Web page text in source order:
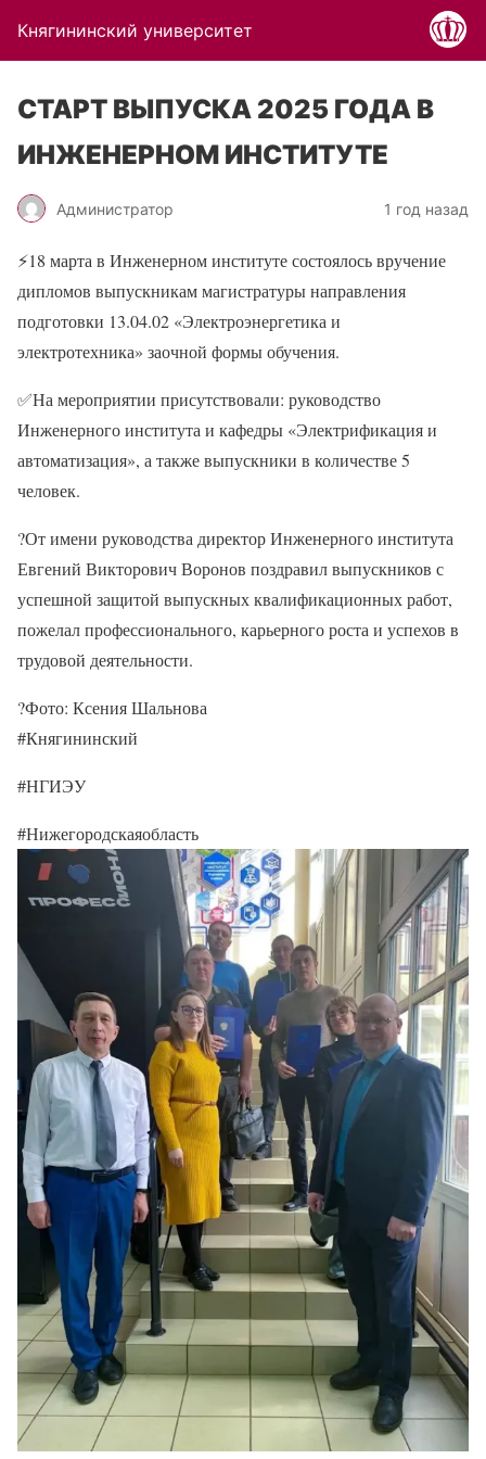
Княгининский университет
СТАРТ ВЫПУСКА 2025 ГОДА В
ИНЖЕНЕРНОМ ИНСТИТУТЕ
Администратор 1 год назад
⚡18 марта в Инженерном институте состоялось вручение
дипломов выпускникам магистратуры направления
подготовки 13.04.02 «Электроэнергетика и
электротехника» заочной формы обучения.
✅На мероприятии присутствовали: руководство
Инженерного института и кафедры «Электрификация и
автоматизация», а также выпускники в количестве 5
человек.
?От имени руководства директор Инженерного института
Евгений Викторович Воронов поздравил выпускников с
успешной защитой выпускных квалификационных работ,
пожелал профессионального, карьерного роста и успехов в
трудовой деятельности.
?Фото: Ксения Шальнова
#Княгининский
#НГИЭУ
#Нижегородскаяобласть